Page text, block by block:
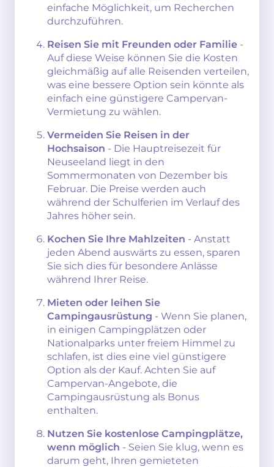
einfache Möglichkeit, um Recherchen
durchzuführen.
Reisen Sie mit Freunden oder Familie -
Auf diese Weise können Sie die Kosten
gleichmäßig auf alle Reisenden verteilen,
was eine bessere Option sein könnte als
einfach eine günstigere Campervan-
Vermietung zu wählen.
Vermeiden Sie Reisen in der
Hochsaison - Die Hauptreisezeit für
Neuseeland liegt in den
Sommermonaten von Dezember bis
Februar. Die Preise werden auch
während der Schulferien im Verlauf des
Jahres höher sein.
Kochen Sie Ihre Mahlzeiten - Anstatt
jeden Abend auswärts zu essen, sparen
Sie sich dies für besondere Anlässe
während Ihrer Reise.
Mieten oder leihen Sie
Campingausrüstung - Wenn Sie planen,
in einigen Campingplätzen oder
Nationalparks unter freiem Himmel zu
schlafen, ist dies eine viel günstigere
Option als der Kauf. Achten Sie auf
Campervan-Angebote, die
Campingausrüstung als Bonus
enthalten.
Nutzen Sie kostenlose Campingplätze,
wenn möglich - Seien Sie klug, wenn es
darum geht, Ihren gemieteten